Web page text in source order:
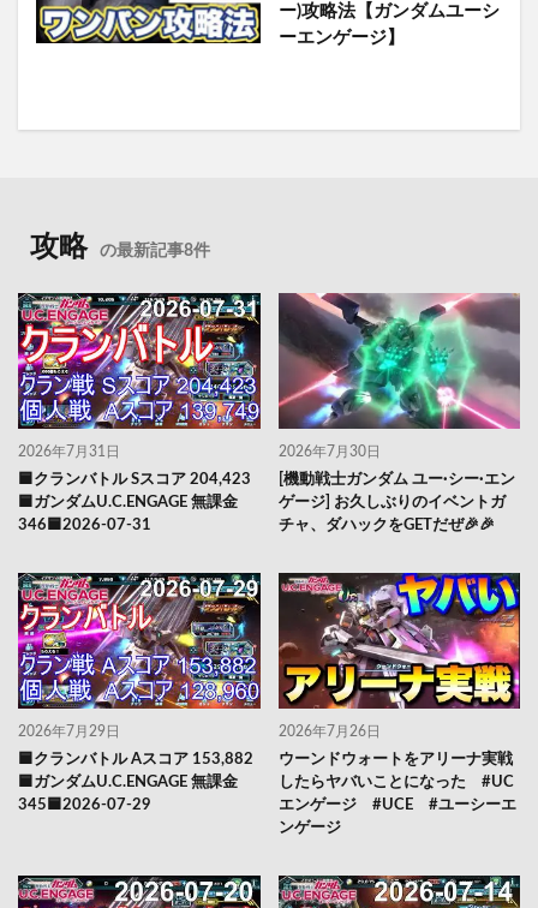
ー)攻略法【ガンダムユーシ
ーエンゲージ】
攻略 の最新記事8件
2026年7月31日
🟦クランバトル Sスコア 204,423
🟦ガンダムU.C.ENGAGE 無課金
346🟦2026-07-31
2026年7月30日
[機動戦士ガンダム ユー·シー·エン
ゲージ] お久しぶりのイベントガ
チャ、ダハックをGETだぜ🎉🎉
2026年7月29日
🟦クランバトル Aスコア 153,882
🟦ガンダムU.C.ENGAGE 無課金
345🟦2026-07-29
2026年7月26日
ウーンドウォートをアリーナ実戦
したらヤバいことになった #UC
エンゲージ #UCE #ユーシーエ
ンゲージ